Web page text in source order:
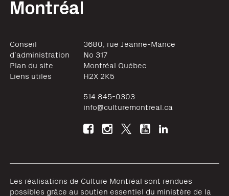
Conseil
d’administration
Plan du site
Liens utiles
3680, rue Jeanne-Mance
No 317
Montréal Québec
H2X 2K5
514 845-0303
info@culturemontreal.ca
Les réalisations de Culture Montréal sont rendues
possibles grâce au soutien essentiel du ministère de la